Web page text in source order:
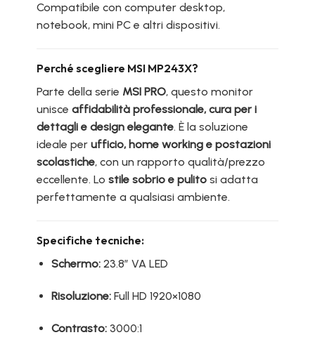
Compatibile con computer desktop,
notebook, mini PC e altri dispositivi.
Perché scegliere MSI MP243X?
Parte della serie MSI PRO, questo monitor
unisce affidabilità professionale, cura per i
dettagli e design elegante. È la soluzione
ideale per ufficio, home working e postazioni
scolastiche, con un rapporto qualità/prezzo
eccellente. Lo stile sobrio e pulitosi adatta
perfettamente a qualsiasi ambiente.
Specifiche tecniche:
Schermo:23.8” VA LED
Risoluzione:Full HD 1920×1080
Contrasto:3000:1